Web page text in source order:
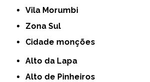
Vila Morumbi
Zona Sul
cidade monções
Alto da Lapa
Alto de Pinheiros